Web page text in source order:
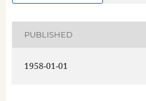
PUBLISHED
1958-01-01